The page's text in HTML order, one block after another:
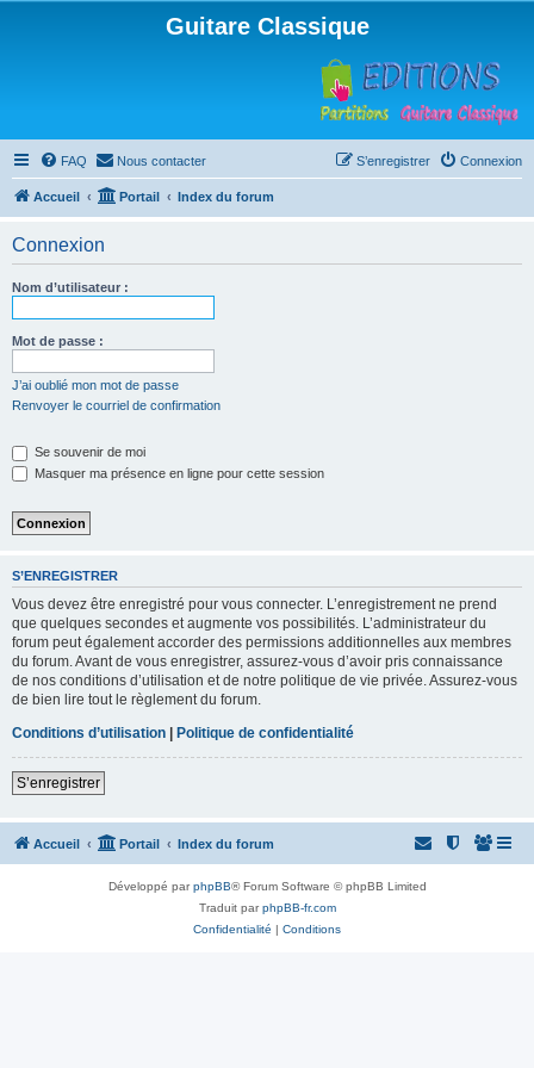
Guitare Classique
FAQ Nous contacter Connexion
S’enregistrer
Accueil Portail Index du forum
Connexion
Nom d’utilisateur :
Mot de passe :
J’ai oublié mon mot de passe
Renvoyer le courriel de confirmation
Se souvenir de moi
Masquer ma présence en ligne pour cette session
S’ENREGISTRER
Vous devez être enregistré pour vous connecter. L’enregistrement ne prend
que quelques secondes et augmente vos possibilités. L’administrateur du
forum peut également accorder des permissions additionnelles aux membres
du forum. Avant de vous enregistrer, assurez-vous d’avoir pris connaissance
de nos conditions d’utilisation et de notre politique de vie privée. Assurez-vous
de bien lire tout le règlement du forum.
Conditions d’utilisation | Politique de confidentialité
S’enregistrer
Accueil Portail Index du forum
Développé parphpBB® Forum Software © phpBB Limited
Traduit parphpBB-fr.com
Confidentialité | Conditions